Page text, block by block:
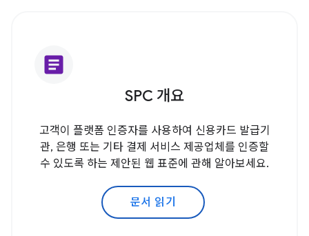
article
SPC 개요
고객이 플랫폼 인증자를 사용하여 신용카드 발급기
관, 은행 또는 기타 결제 서비스 제공업체를 인증할
수 있도록 하는 제안된 웹 표준에 관해 알아보세요.
문서 읽기